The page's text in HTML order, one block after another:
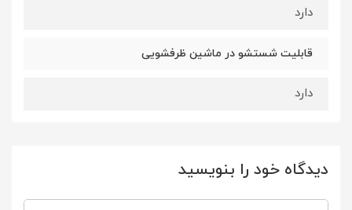
دارد
قابلیت شستشو در ماشین ظرفشویی
دارد
دیدگاه خود را بنویسید